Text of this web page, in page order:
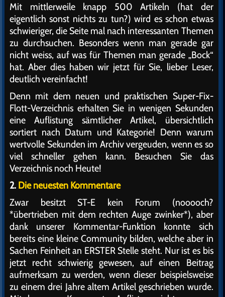
Mit mittlerweile knapp 500 Artikeln (hat der
eigentlich sonst nichts zu tun?) wird es schon etwas
schwieriger, die Seite mal nach interessanten Themen
zu durchsuchen. Besonders wenn man gerade gar
nicht weiss, auf was für Themen man gerade „Bock“
hat. Aber dies haben wir jetzt für Sie, lieber Leser,
deutlich vereinfacht!
Denn mit dem neuen und praktischen Super-Fix-
Flott-Verzeichnis erhalten Sie in wenigen Sekunden
eine Auflistung sämtlicher Artikel, übersichtlich
sortiert nach Datum und Kategorie! Denn warum
wertvolle Sekunden im Archiv vergeuden, wenn es so
viel schneller gehen kann. Besuchen Sie das
Verzeichnis noch Heute!
2. Die neuesten Kommentare
Zwar besitzt ST-E kein Forum (nooooch?
*übertrieben mit dem rechten Auge zwinker*), aber
dank unserer Kommentar-Funktion konnte sich
bereits eine kleine Community bilden, welche aber in
Sachen Feinheit an ERSTER Stelle steht. Nur ist es bis
jetzt recht schwierig gewesen, auf einen Beitrag
aufmerksam zu werden, wenn dieser beispielsweise
zu einem drei Jahre altem Artikel geschrieben wurde.